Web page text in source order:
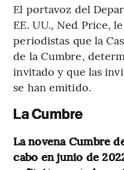
El portavoz del
EE. UU., Ned Price,
periodistas que la
de la Cumbre,
invitado y que las
se han emitido.
La Cumbre
La novena Cumbre
cabo en junio de